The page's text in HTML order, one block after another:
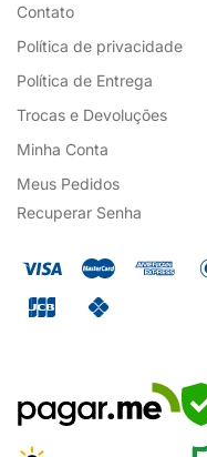
Contato
Política de privacidade
Política de Entrega
Trocas e Devoluções
Minha Conta
Meus Pedidos
Recuperar Senha